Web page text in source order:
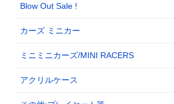
Blow Out Sale !
カーズ ミニカー
ミニミニカーズ/MINI RACERS
アクリルケース